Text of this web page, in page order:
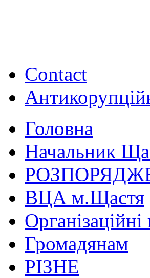
Contact
Головна
Начальник
ВЦА м.Щастя
Громадянам
РІЗНЕ